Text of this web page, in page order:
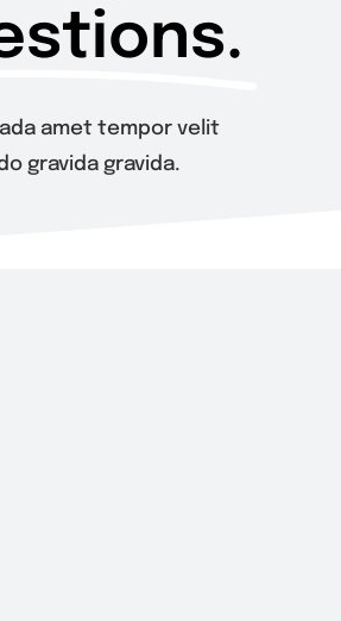
amet tempor velit
gravida gravida.